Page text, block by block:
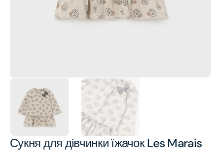
Сукня для дівчинки їжачок Les Marais
view